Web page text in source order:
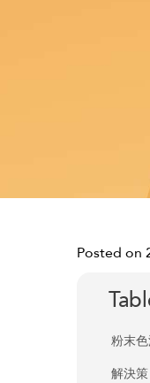
Posted on
粉末
解決